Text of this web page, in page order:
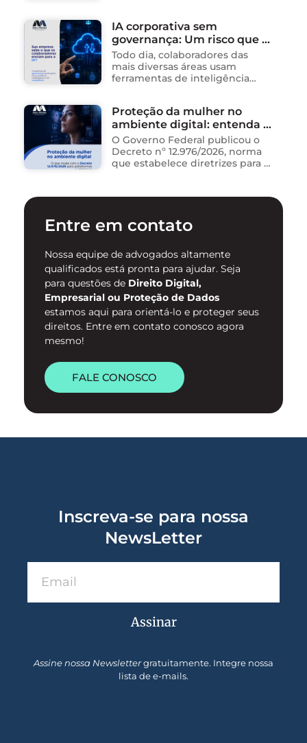
um dos ambientes mais
propícios para …
IA corporativa sem
governança: Um risco que já
está acontecendo
Todo dia, colaboradores das
mais diversas áreas usam
ferramentas de inteligência
dados, redigem e-mails, geram
relatórios. O problema não está
na ferramenta. Está …
Proteção da mulher no
ambiente digital: entenda o
novo Decreto nº 12.976/2026
O Governo Federal publicou o
Decreto nº 12.976/2026, norma
que estabelece diretrizes para a
enfrentamento da violência
digital. …
Entre em contato
Nossa equipe de advogados altamente
qualificados está pronta para ajudar. Seja
para questões de Direito Digital,
Empresarial ou Proteção de Dados
estamos aqui para orientá-lo e proteger seus
direitos. Entre em contato conosco agora
mesmo!
FALE CONOSCO
Inscreva-se para nossa
NewsLetter
Assinar
Assine nossa Newslettergratuitamente. Integre nossa
lista de e-mails.